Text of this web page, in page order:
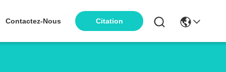
Contactez-Nous Citation